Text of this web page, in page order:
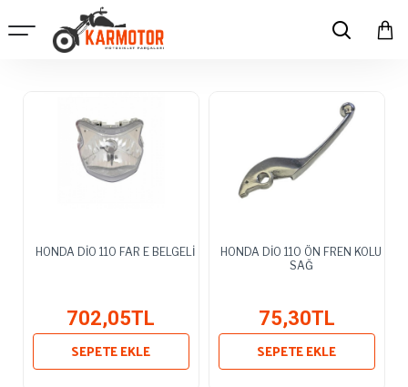
HONDA DİO 110 FAR E BELGELİ
702,05TL
SEPETE EKLE
HONDA DİO 110 ÖN FREN KOLU
SAĞ
75,30TL
SEPETE EKLE